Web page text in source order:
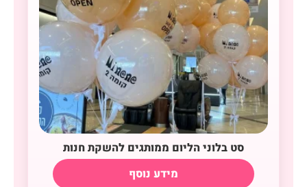
סט בלוני הליום ממותגים להשקת חנות
מידע נוסף